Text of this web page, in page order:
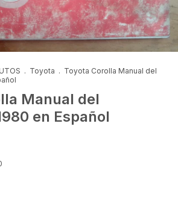
. Toyota . Toyota Corolla Manual del
Manual del
en Español